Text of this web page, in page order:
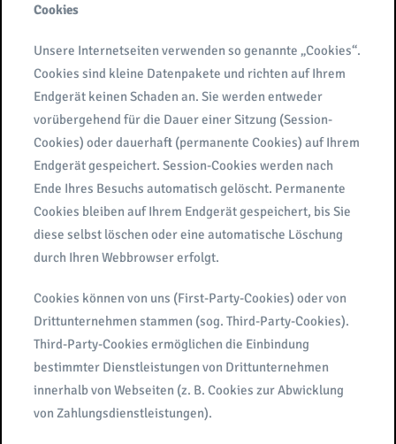
Cookies
Unsere Internetseiten verwenden so genannte „Cookies“.
Cookies sind kleine Datenpakete und richten auf Ihrem
Endgerät keinen Schaden an. Sie werden entweder
vorübergehend für die Dauer einer Sitzung (Session-
Cookies) oder dauerhaft (permanente Cookies) auf Ihrem
Endgerät gespeichert. Session-Cookies werden nach
Ende Ihres Besuchs automatisch gelöscht. Permanente
Cookies bleiben auf Ihrem Endgerät gespeichert, bis Sie
diese selbst löschen oder eine automatische Löschung
durch Ihren Webbrowser erfolgt.
Cookies können von uns (First-Party-Cookies) oder von
Drittunternehmen stammen (sog. Third-Party-Cookies).
Third-Party-Cookies ermöglichen die Einbindung
bestimmter Dienstleistungen von Drittunternehmen
innerhalb von Webseiten (z. B. Cookies zur Abwicklung
von Zahlungsdienstleistungen).